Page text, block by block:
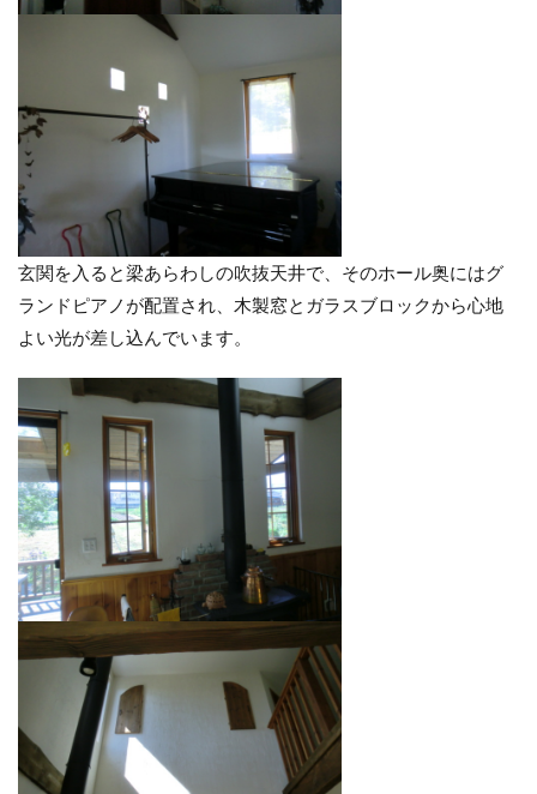
玄関を入ると梁あらわしの吹抜天井で、そのホール奥にはグ
ランドピアノが配置され、木製窓とガラスブロックから心地
よい光が差し込んでいます。